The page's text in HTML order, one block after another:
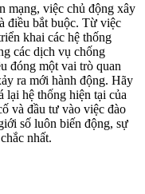
mạng, việc chủ động xây
điều bắt buộc. Từ việc
khai các hệ thống
các dịch vụ chống
đóng một vai trò quan
ra mới hành động. Hãy
lại hệ thống hiện tại của
và đầu tư vào việc đào
số luôn biến động, sự
nhất.